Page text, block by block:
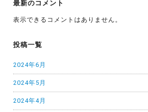
最新のコメント
表示できるコメントはありません。
投稿一覧
2024年6月
2024年5月
2024年4月